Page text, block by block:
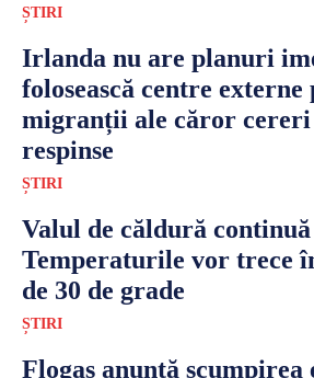
ȘTIRI
Irlanda nu are planuri
folosească centre externe
migranții ale căror cereri
respinse
ȘTIRI
Valul de căldură
Temperaturile vor trece
de 30 de grade
ȘTIRI
Flogas anunță scumpirea